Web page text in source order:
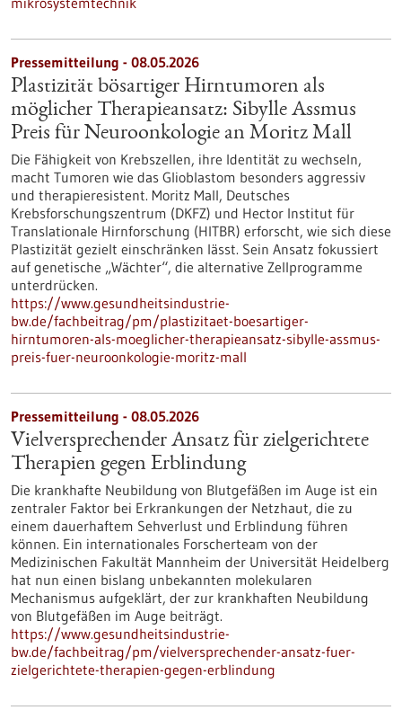
Pressemitteilung - 08.05.2026
Plastizität bösartiger Hirntumoren als
möglicher Therapieansatz: Sibylle Assmus
Preis für Neuroonkologie an Moritz Mall
Die Fähigkeit von Krebszellen, ihre Identität zu wechseln,
macht Tumoren wie das Glioblastom besonders aggressiv
und therapieresistent. Moritz Mall, Deutsches
Krebsforschungszentrum (DKFZ) und Hector Institut für
Translationale Hirnforschung (HITBR) erforscht, wie sich diese
Plastizität gezielt einschränken lässt. Sein Ansatz fokussiert
auf genetische „Wächter“, die alternative Zellprogramme
unterdrücken.
https://www.gesundheitsindustrie-
bw.de/fachbeitrag/pm/plastizitaet-boesartiger-
hirntumoren-als-moeglicher-therapieansatz-sibylle-assmus-
preis-fuer-neuroonkologie-moritz-mall
Pressemitteilung - 08.05.2026
Vielversprechender Ansatz für zielgerichtete
Therapien gegen Erblindung
Die krankhafte Neubildung von Blutgefäßen im Auge ist ein
zentraler Faktor bei Erkrankungen der Netzhaut, die zu
einem dauerhaftem Sehverlust und Erblindung führen
können. Ein internationales Forscherteam von der
Medizinischen Fakultät Mannheim der Universität Heidelberg
hat nun einen bislang unbekannten molekularen
Mechanismus aufgeklärt, der zur krankhaften Neubildung
von Blutgefäßen im Auge beiträgt.
https://www.gesundheitsindustrie-
bw.de/fachbeitrag/pm/vielversprechender-ansatz-fuer-
zielgerichtete-therapien-gegen-erblindung